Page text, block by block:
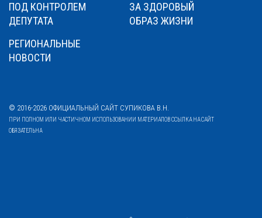
ПОД КОНТРОЛЕМ
ДЕПУТАТА
ЗА ЗДОРОВЫЙ
ОБРАЗ ЖИЗНИ
РЕГИОНАЛЬНЫЕ
НОВОСТИ
© 2016-2026 ОФИЦИАЛЬНЫЙ САЙТ СУПИКОВА В.Н.
ПРИ ПОЛНОМ ИЛИ ЧАСТИЧНОМ ИСПОЛЬЗОВАНИИ МАТЕРИАЛОВ ССЫЛКА НА САЙТ
ОБЯЗАТЕЛЬНА